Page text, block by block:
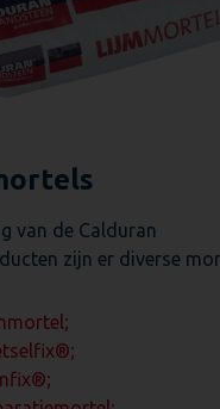
van de Calduran
zijn er diverse